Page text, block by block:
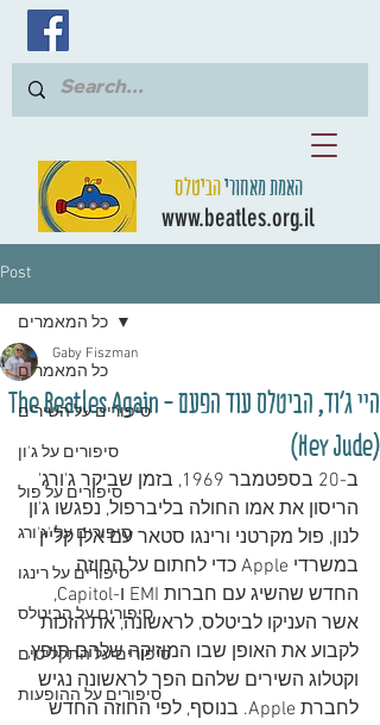
האמת מאחוריהביטלס
www.beatles.org.il
Post
כל המאמרים
סיפורים על השירים
סיפורים על ג'ון
סיפורים על פול
סיפורים על 'ג'ורג
סיפורים על רינגו
סיפורים על הביטלס
סיפורים על התקליטים
סיפורים על ההופעות
כל המאמרים
היי ג'וד, הביטלס עוד הפעם - The Beatles Again
(Hey Jude)
Gaby Fiszman
ב-20 בספטמבר 1969, בזמן שביקר ג'ורג'
הריסון את אמו החולה בליברפול, נפגשו ג'ון
לנון, פול מקרטני ורינגו סטאר עם אלן קליין
במשרדי Apple כדי לחתום על החוזה
החדש שהשיג עם חברות EMI ו-Capitol,
אשר העניקו לביטלס, לראשונה, את הזכות
לקבוע את האופן שבו המוזיקה שלהם תופץ,
וקטלוג השירים שלהם הפך לראשונה נגיש
לחברת Apple. בנוסף, לפי החוזה החדש